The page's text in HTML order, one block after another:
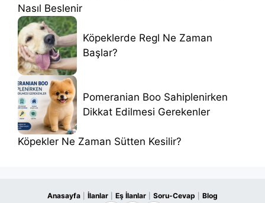
Nasıl Beslenir
Köpeklerde Regl Ne Zaman
Başlar?
Pomeranian Boo Sahiplenirken
Dikkat Edilmesi Gerekenler
Köpekler Ne Zaman Sütten Kesilir?
Anasayfa İlanlar Eş İlanlar Soru-Cevap Blog